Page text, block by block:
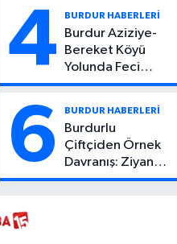
4 BURDUR HABERLERİ
Burdur Aziziye-
Bereket Köyü
Yolunda Feci
Kaza: 1 Ölü, 2
6 BURDUR HABERLERİ
Burdurlu
Çiftçiden Örnek
Davranış: Ziyan
Olmasın Diye